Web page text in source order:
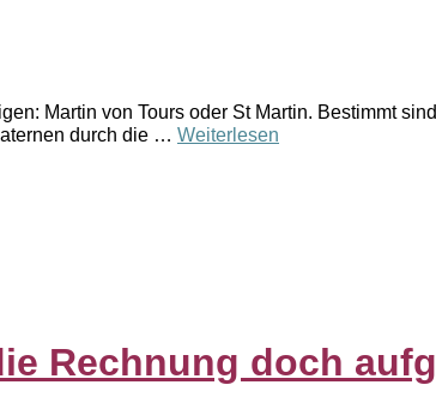
Martin von Tours oder St Martin. Bestimmt
durch die … Weiterlesen
Rechnung doch